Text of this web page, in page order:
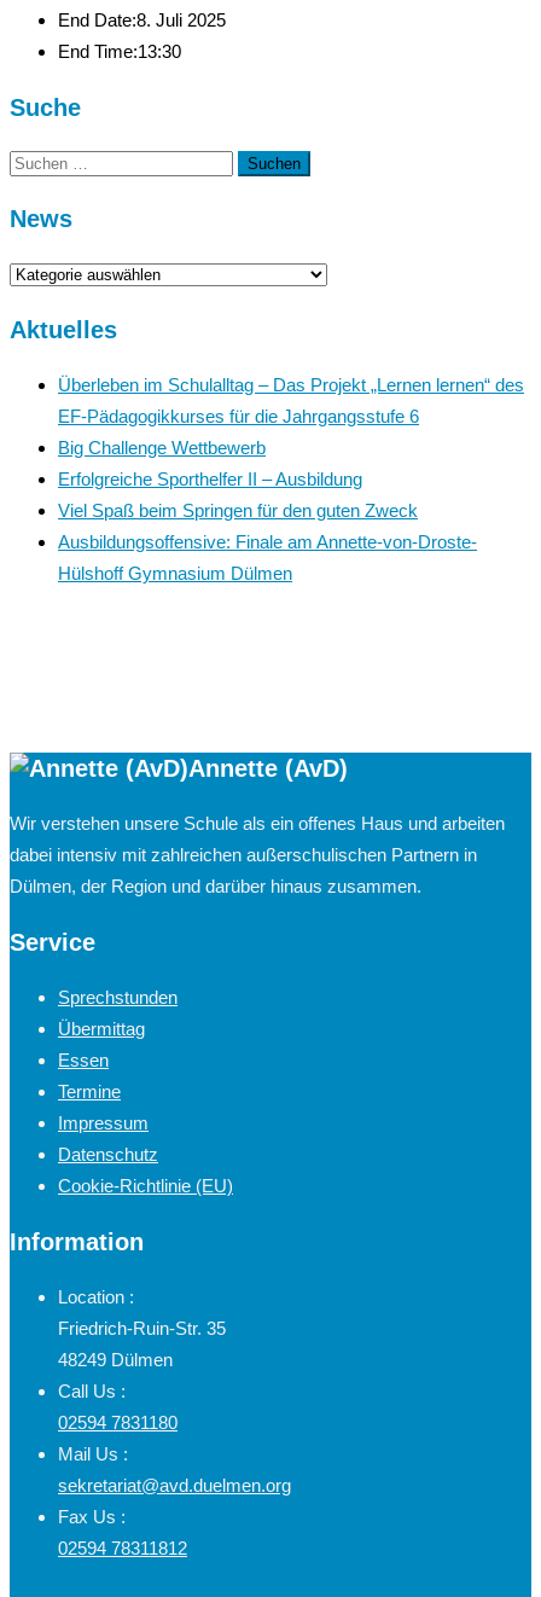
End Date:8. Juli 2025
End Time:13:30
Suche
Suchen
News
News
Aktuelles
Überleben im Schulalltag – Das Projekt „Lernen lernen“ des
EF-Pädagogikkurses für die Jahrgangsstufe 6
Big Challenge Wettbewerb
Erfolgreiche Sporthelfer II – Ausbildung
Viel Spaß beim Springen für den guten Zweck
Ausbildungsoffensive: Finale am Annette-von-Droste-
Hülshoff Gymnasium Dülmen
Annette (AvD)
Wir verstehen unsere Schule als ein offenes Haus und arbeiten
dabei intensiv mit zahlreichen außerschulischen Partnern in
Dülmen, der Region und darüber hinaus zusammen.
Service
Sprechstunden
Übermittag
Essen
Termine
Impressum
Datenschutz
Cookie-Richtlinie (EU)
Information
Location :
Friedrich-Ruin-Str. 35
48249 Dülmen
Call Us :
02594 7831180
Mail Us :
sekretariat@avd.duelmen.org
Fax Us :
02594 78311812